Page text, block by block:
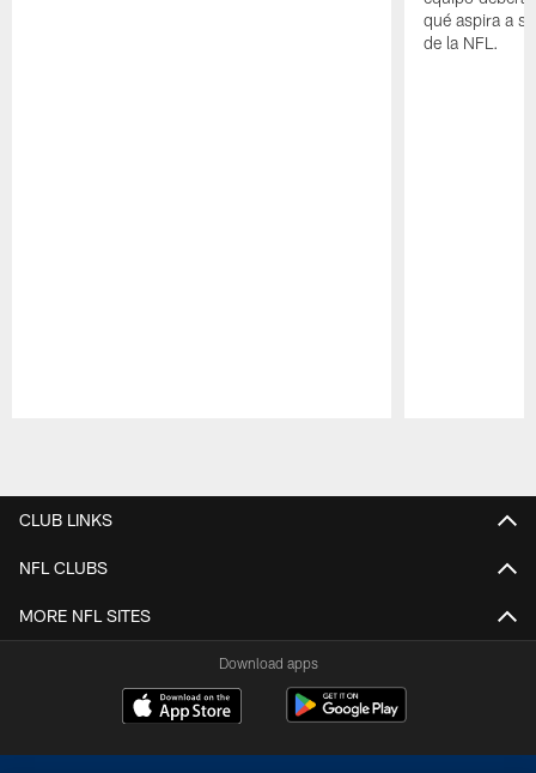
qué aspira a
de la NFL.
CLUB LINKS
NFL CLUBS
MORE NFL SITES
Download apps